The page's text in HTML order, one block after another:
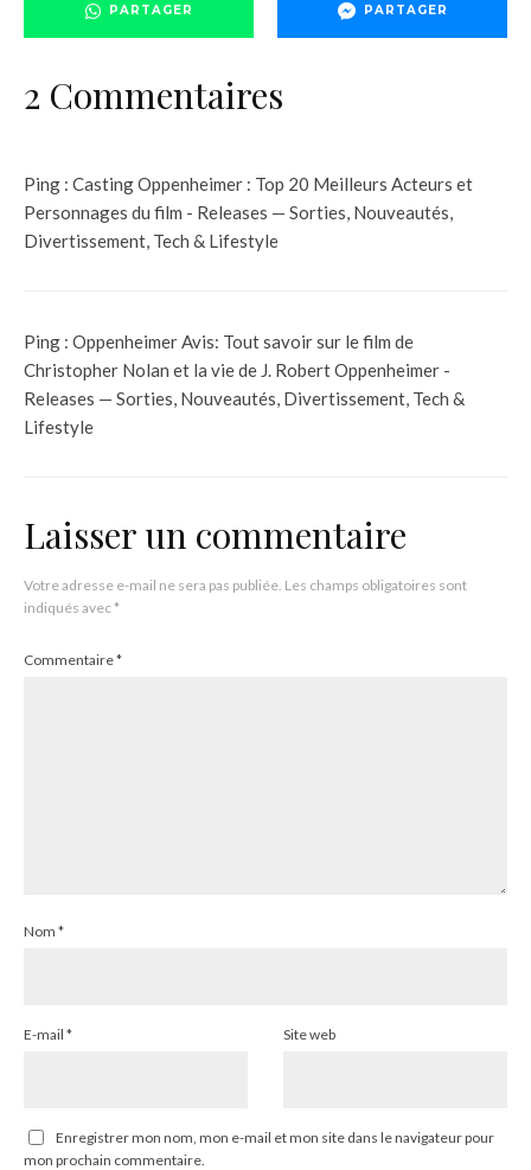
PARTAGER PARTAGER
2 Commentaires
Ping : Casting Oppenheimer : Top 20 Meilleurs Acteurs et
Personnages du film - Releases — Sorties, Nouveautés,
Divertissement, Tech & Lifestyle
Ping : Oppenheimer Avis: Tout savoir sur le film de
Christopher Nolan et la vie de J. Robert Oppenheimer -
Releases — Sorties, Nouveautés, Divertissement, Tech &
Lifestyle
Laisser un commentaire
Votre adresse e-mail ne sera pas publiée. Les champs obligatoires sont
indiqués avec*
Commentaire*
Nom *
E-mail * Site web
Enregistrer mon nom, mon e-mail et mon site dans le navigateur pour
mon prochain commentaire.